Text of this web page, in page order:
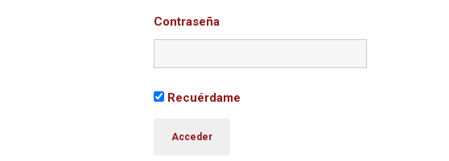
Contraseña
Recuérdame